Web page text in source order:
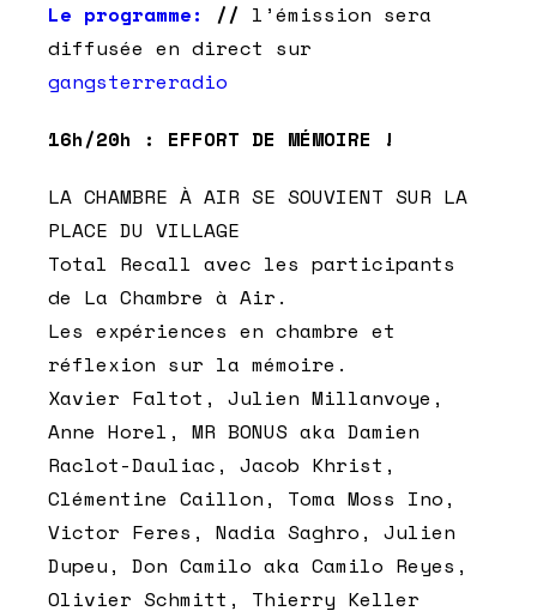
Le programme:
// l’émission sera
diffusée en direct sur
gangsterreradio
16h/20h : EFFORT DE MÉMOIRE !
LA CHAMBRE À AIR SE SOUVIENT SUR LA
PLACE DU VILLAGE
Total Recall avec les participants
de La Chambre à Air.
Les expériences en chambre et
réflexion sur la mémoire.
Xavier Faltot, Julien Millanvoye,
Anne Horel, MR BONUS aka Damien
Raclot-Dauliac, Jacob Khrist,
Clémentine Caillon, Toma Moss Ino,
Victor Feres, Nadia Saghro, Julien
Dupeu, Don Camilo aka Camilo Reyes,
Olivier Schmitt, Thierry Keller